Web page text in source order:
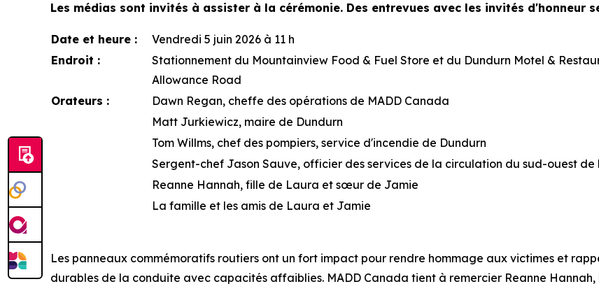
Les médias sont invités à assister à la cérémonie. Des entrevues avec les invités d'honneur
Date et heure :
Vendredi 5 juin 2026 à 11 h
Endroit :
Stationnement du Mountainview Food & Fuel Store et du Dundurn Motel &
Allowance Road
Orateurs :
Dawn Regan, cheffe des opérations de MADD Canada
Matt Jurkiewicz, maire de Dundurn
Tom Willms, chef des pompiers, service d'incendie de Dundurn
Sergent-chef Jason Sauve, officier des services de la circulation du sud-ouest de
Reanne Hannah, fille de Laura et sœur de Jamie
La famille et les amis de Laura et Jamie
Les panneaux commémoratifs routiers ont un fort impact pour rendre hommage aux victimes et
durables de la conduite avec capacités affaiblies. MADD Canada tient à remercier Reanne